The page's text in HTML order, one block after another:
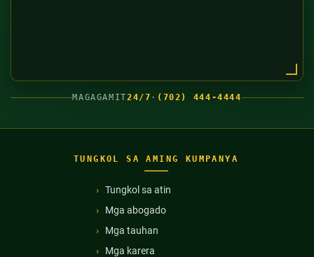
MAGAGAMIT24/7 · (702) 444-4444
TUNGKOL SA AMING KUMPANYA
Tungkol sa atin
Mga abogado
Mga tauhan
Mga karera